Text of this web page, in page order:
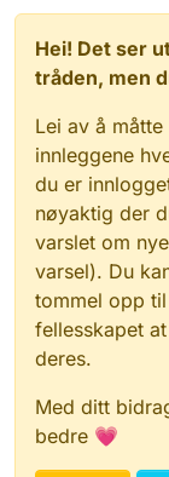
Hei! Det ser
tråden, men
Lei av å
innleggene
du er
nøyaktig der
varslet om
varsel). Du
tommel opp
fellesskapet
deres.
Med ditt
bedre 💗